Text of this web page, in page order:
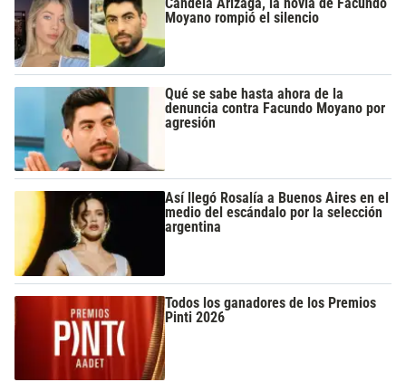
Candela Arizaga, la novia de Facundo
Moyano rompió el silencio
Qué se sabe hasta ahora de la
denuncia contra Facundo Moyano por
agresión
Así llegó Rosalía a Buenos Aires en el
medio del escándalo por la selección
argentina
Todos los ganadores de los Premios
Pinti 2026